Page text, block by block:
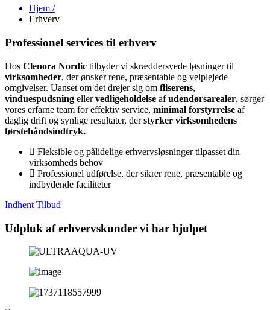
Hjem /
Erhverv
Professionel services til erhverv
Hos Clenora Nordic tilbyder vi skræddersyede løsninger til
virksomheder, der ønsker rene, præsentable og velplejede
omgivelser. Uanset om det drejer sig om fliserens,
vinduespudsning ellervedligeholdelse afudendørsarealer, sørger
vores erfarne team for effektiv service, minimal forstyrrelse af
daglig drift og synlige resultater, derstyrker virksomhedens
førstehåndsindtryk.
Fleksible og pålidelige erhvervsløsninger tilpasset din
virksomheds behov
Professionel udførelse, der sikrer rene, præsentable og
indbydende faciliteter
Indhent Tilbud
Udpluk af erhvervskunder vi har hjulpet